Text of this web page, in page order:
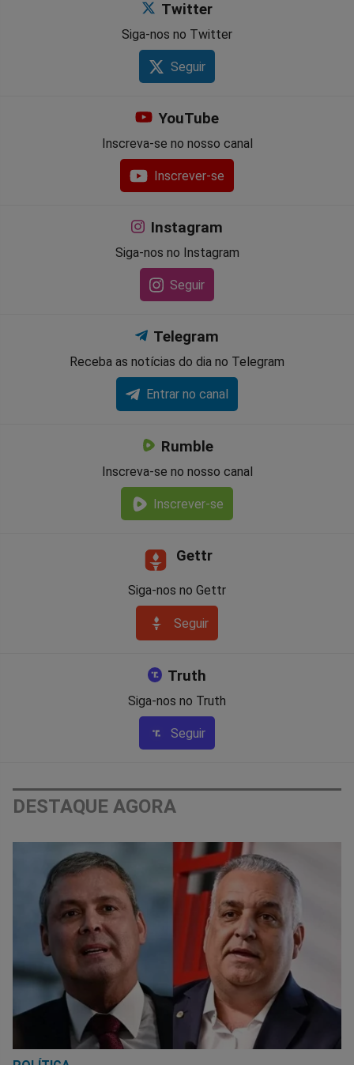
Twitter
Siga-nos no Twitter
Seguir
YouTube
Inscreva-se no nosso canal
Inscrever-se
Instagram
Siga-nos no Instagram
Seguir
Telegram
Receba as notícias do dia no Telegram
Entrar no canal
Rumble
Inscreva-se no nosso canal
Inscrever-se
Gettr
Siga-nos no Gettr
Seguir
Truth
Siga-nos no Truth
Seguir
DESTAQUE AGORA